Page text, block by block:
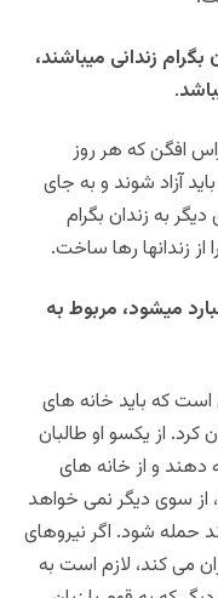
زندانی میباشند،
.
افگن که هر روز
آزاد شوند و به جای
به زندان بگرام
از زندانها رها ساخت.
میشود، مربوط به
که باید خانه های
کرد. از یکسو او طالبان
دهند و از خانه های
از سوی دیگر نمی خواهد
حمله شود. اگر نیروهای
می کند، لازم است به